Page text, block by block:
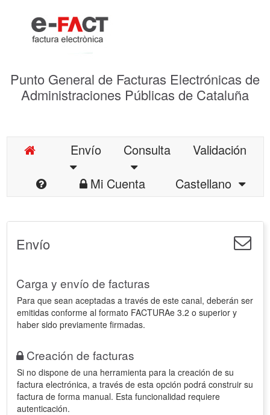
Punto General de Facturas Electrónicas de
Administraciones Públicas de Cataluña
Envío Consulta
Validación
Mi Cuenta
Castellano
Envío
Carga y envío de facturas
Para que sean aceptadas a través de este canal, deberán ser
emitidas conforme al formato FACTURAe 3.2 o superior y
haber sido previamente firmadas.
Creación de facturas
Si no dispone de una herramienta para la creación de su
factura electrónica, a través de esta opción podrá construir su
factura de forma manual. Esta funcionalidad requiere
autenticación.